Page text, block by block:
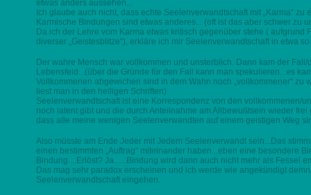
etwas anders aussehen...
Ich glaube auch nicht, dass echte Seelenverwandtschaft mit „Karma“ zu
Karmische Bindungen sind etwas anderes... (oft ist das aber schwer zu
Da ich der Lehre vom Karma etwas kritisch gegenüber stehe ( aufgrund
diverser „Geistesblitze“), erkläre ich mir Seelenverwandtschaft in etwa so:
Der wahre Mensch war vollkommen und unsterblich. Dann kam der
Lebensfeld...(über die Gründe für den Fall kann man spekulieren...es
Vollkommenen abgewichen sind in dem Wahn noch „vollkommener“ zu
liest man in den heiligen Schriften)
Seelenverwandtschaft ist eine Korrespondenz von den vollkommenen/
noch latent gibt und die durch Anteilnahme am Allbewußtsein wieder
dass alle meine wenigen Seelenverwandten auf einem geistigen Weg
Also müsste am Ende Jeder mit Jedem Seelenverwandt sein...Das
einen bestimmten „Auftrag“ miteinander haben...eben eine besondere
Bindung....Erlöst? Ja......Bindung wird dann auch nicht mehr als Fessel
Das mag sehr paradox erscheinen und ich werde wie angekündigt
Seelenverwandtschaft eingehen.